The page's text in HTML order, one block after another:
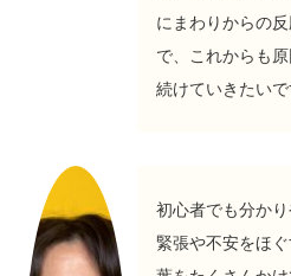
にまわりからの
で、これからも
続けていきたいで
初心者でも分かり
緊張や不安をほ